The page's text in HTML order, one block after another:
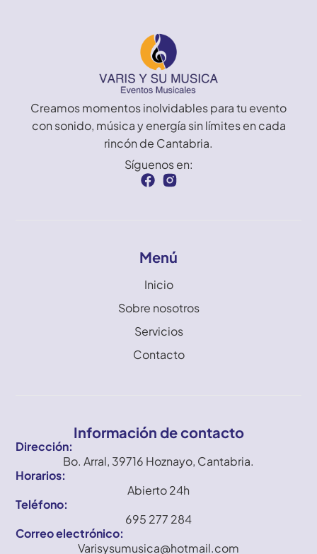
Creamos momentos inolvidables para tu evento
con sonido, música y energía sin límites en cada
rincón de Cantabria.
Síguenos en:
Menú
Inicio
Sobre nosotros
Servicios
Contacto
Información de contacto
Dirección:
Bo. Arral, 39716 Hoznayo, Cantabria.
Horarios:
Abierto 24h
Teléfono:
695 277 284
Correo electrónico:
Varisysumusica@hotmail.com